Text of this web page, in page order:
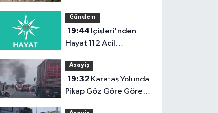
"Zehirleniyoruz"
Gündem
19:44
Hayat 112 Acil
Uygulamasına Yeni
Tanıtım Videosu
Asayiş
19:32
Pikap Göz Göre Göre
Yandı!